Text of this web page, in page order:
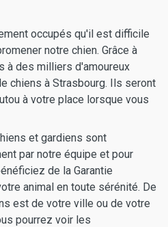
occupés qu'il est difficile
notre chien. Grâce à
à des milliers d'amoureux
chiens à Strasbourg. Ils seront
à votre place lorsque vous
et gardiens sont
par notre équipe et pour
de la Garantie
animal en toute sérénité. De
est de votre ville ou de votre
pourrez voir les